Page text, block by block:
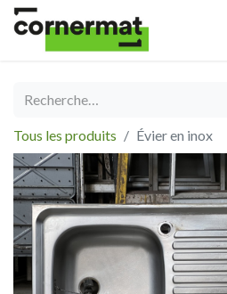
Tous les produits Évier en inox